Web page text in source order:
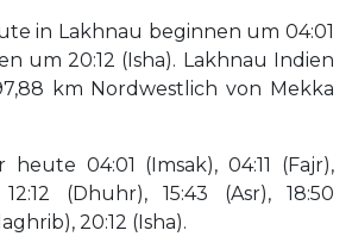
in Lakhnau beginnen um 04:01
um 20:12 (Isha). Lakhnau Indien
km Nordwestlich von Mekka
04:01 (Imsak), 04:11 (Fajr),
(Dhuhr), 15:43 (Asr), 18:50
20:12 (Isha).